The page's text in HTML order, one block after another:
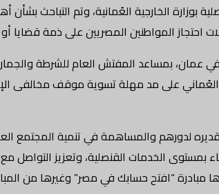
بوزارة الخارجية العُمانية، وتم التباحث
احتجاز المواطنين المصريين على ذمة قضايا
عمان، بمساعد المفتش العام للشرطة
العُماني على مد مهلة تسوية موقف مخالفى
لدورهم والمساهمة في تنمية المجتمع
بمستوى الخدمات القنصلية، وتعزيز
مبادرة “افتح حسابك في مصر” وغيرها من